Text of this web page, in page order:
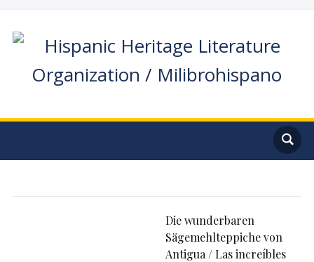
Die wunderbaren
Sägemehlteppiche von
Antigua / Las increíbles